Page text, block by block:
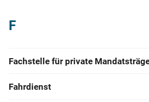
F
Fachstelle für private
Fahrdienst